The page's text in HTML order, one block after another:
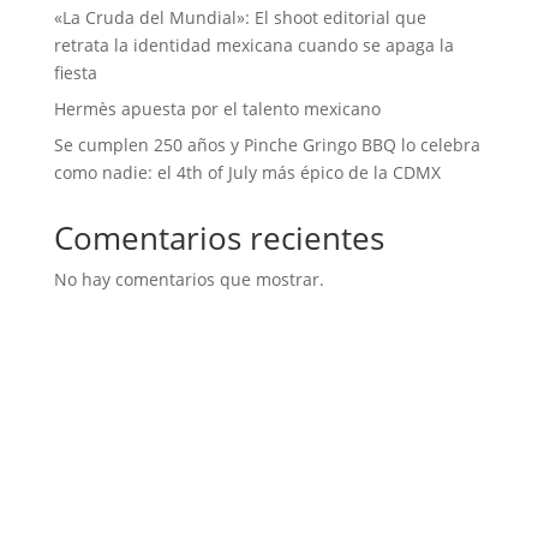
«La Cruda del Mundial»: El shoot editorial que
retrata la identidad mexicana cuando se apaga la
fiesta
Hermès apuesta por el talento mexicano
Se cumplen 250 años y Pinche Gringo BBQ lo celebra
como nadie: el 4th of July más épico de la CDMX
Comentarios recientes
No hay comentarios que mostrar.